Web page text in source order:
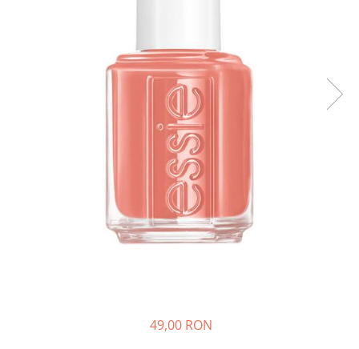
49,00 RON